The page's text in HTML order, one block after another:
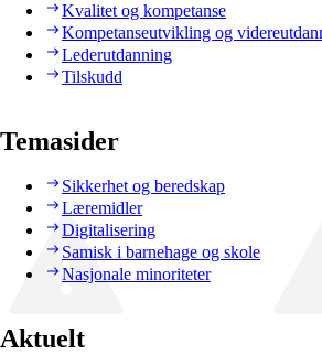
Kvalitet og kompetanse
Kompetanseutvikling og
Lederutdanning
Tilskudd
Temasider
Sikkerhet og beredskap
Læremidler
Digitalisering
Samisk i barnehage og skole
Nasjonale minoriteter
Aktuelt